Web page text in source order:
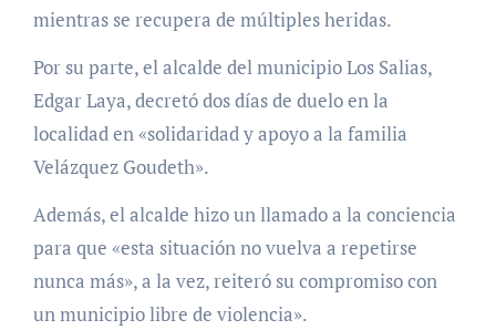
mientras se recupera de múltiples heridas.
Por su parte, el alcalde del municipio Los Salias,
Edgar Laya, decretó dos días de duelo en la
localidad en «solidaridad y apoyo a la familia
Velázquez Goudeth».
Además, el alcalde hizo un llamado a la conciencia
para que «esta situación no vuelva a repetirse
nunca más», a la vez, reiteró su compromiso con
un municipio libre de violencia».